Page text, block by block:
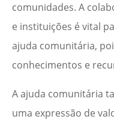
comunidades. A
e instituições é vital
ajuda comunitária,
conhecimentos e
A ajuda comunitária
uma expressão de